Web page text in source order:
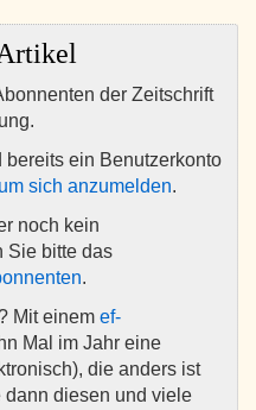
der Zeitschrift
ein Benutzerkonto
sich anzumelden.
noch kein
Sie bitte das
.
Mit einem ef-
Mal im Jahr eine
die anders ist
diesen und viele